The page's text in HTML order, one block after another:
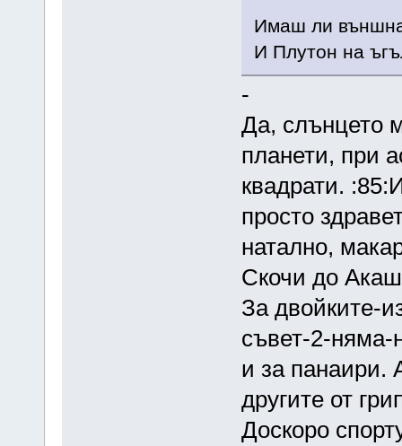
Имаш ли
И Плутон на
-
Да, слънцето
планети, при
квадрати.
просто
натално,
Скочи до
За двойките-
съвет-2-няма-
и за панаири.
другите от
Доскоро